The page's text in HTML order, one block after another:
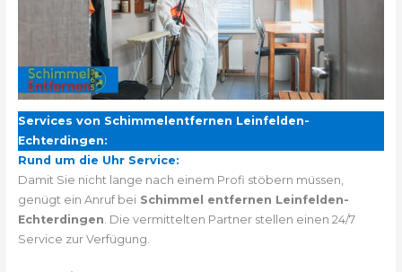
Services von Schimmelentfernen Leinfelden-
Echterdingen:
Rund um die Uhr Service:
Damit Sie nicht lange nach einem Profi stöbern müssen,
genügt ein Anruf bei Schimmel entfernen Leinfelden-
Echterdingen . Die vermittelten Partner stellen einen 24/7
Service zur Verfügung.